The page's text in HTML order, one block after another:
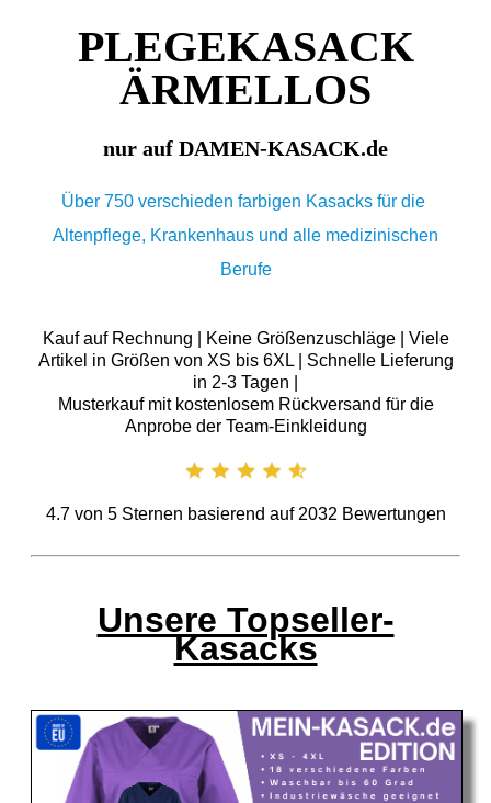
PLEGEKASACK
ÄRMELLOS
nur auf DAMEN-KASACK.de
Über 750 verschieden farbigen Kasacks für die
Altenpflege, Krankenhaus und alle medizinischen
Berufe
Kauf auf Rechnung | Keine Größenzuschläge | Viele
Artikel in Größen von XS bis 6XL | Schnelle Lieferung
in 2-3 Tagen |
Musterkauf mit kostenlosem Rückversand für die
Anprobe der Team-Einkleidung
4.7von 5Sternen basierend auf 2032 Bewertungen
Unsere Topseller-
Kasacks